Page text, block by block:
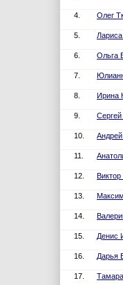
4. Олег
5.
6. Ольга
7.
8. Ирина
9.
10.
11.
12.
13.
14.
15. Денис
16. Дарья
17.